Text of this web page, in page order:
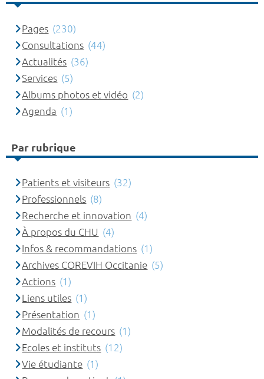
Pages (230)
Consultations (44)
Actualités (36)
Services (5)
Albums photos et vidéo (2)
Agenda (1)
Par rubrique
Patients et visiteurs (32)
Professionnels (8)
Recherche et innovation (4)
À propos du CHU (4)
Infos & recommandations (1)
Archives COREVIH Occitanie (5)
Actions (1)
Liens utiles (1)
Présentation (1)
Modalités de recours (1)
Ecoles et instituts (12)
Vie étudiante (1)